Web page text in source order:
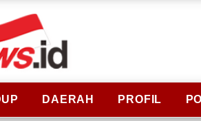
DAERAH PROFIL